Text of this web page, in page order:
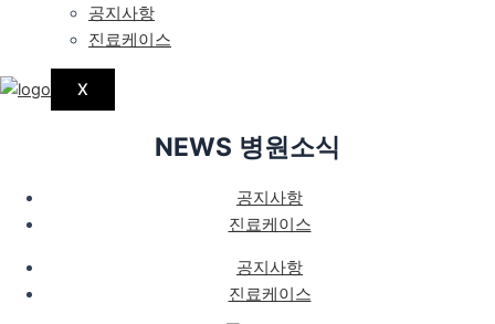
공지사항
진료케이스
X
NEWS 병원소식
공지사항
진료케이스
공지사항
진료케이스